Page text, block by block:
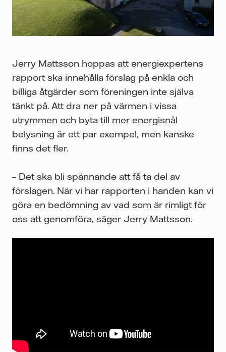
Jerry Mattsson hoppas att energiexpertens
rapport ska innehålla förslag på enkla och
billiga åtgärder som föreningen inte själva
tänkt på. Att dra ner på värmen i vissa
utrymmen och byta till mer energisnål
belysning är ett par exempel, men kanske
finns det fler.
– Det ska bli spännande att få ta del av
förslagen. När vi har rapporten i handen kan vi
göra en bedömning av vad som är rimligt för
oss att genomföra, säger Jerry Mattsson.